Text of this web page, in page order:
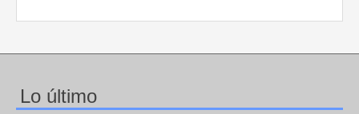
Lo último